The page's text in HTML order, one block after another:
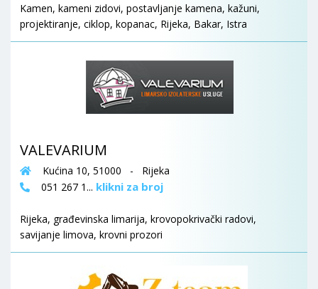
Kamen, kameni zidovi, postavljanje kamena, kažuni,
projektiranje, ciklop, kopanac, Rijeka, Bakar, Istra
VALEVARIUM
Kućina 10, 51000 - Rijeka
051 267 1... klikni za broj
Rijeka, građevinska limarija, krovopokrivački radovi,
savijanje limova, krovni prozori